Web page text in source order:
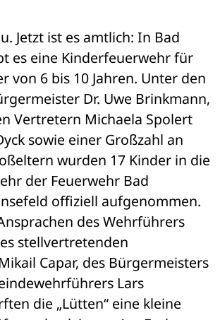
Jetzt ist es amtlich: In Bad
es eine Kinderfeuerwehr für
von 6 bis 10 Jahren. Unter den
Dr. Uwe Brinkmann,
Vertretern Michaela Spolert
sowie einer Großzahl an
wurden 17 Kinder in die
der Feuerwehr Bad
offiziell aufgenommen.
des Wehrführers
stellvertretenden
Capar, des Bürgermeisters
Lars
die „Lütten“ eine kleine